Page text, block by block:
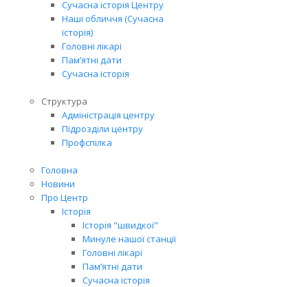
Сучасна історія Центру
Наші обличчя (Сучасна
історія)
Головні лікарі
Пам’ятні дати
Сучасна історія
Структура
Адміністрація центру
Підрозділи центру
Профспілка
Головна
Новини
Про Центр
Історія
Історія "швидкої"
Минуле нашої станції
Головні лікарі
Пам’ятні дати
Сучасна історія